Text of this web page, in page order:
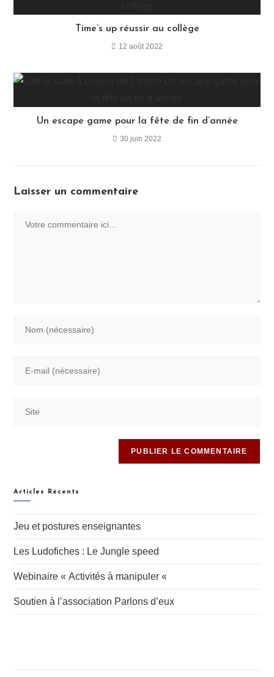
Time’s up réussir au collège
12 août 2022
Un escape game pour la fête de fin d’année
30 juin 2022
Laisser un commentaire
Articles Récents
Jeu et postures enseignantes
Les Ludofiches : Le Jungle speed
Webinaire « Activités à manipuler «
Soutien à l’association Parlons d’eux